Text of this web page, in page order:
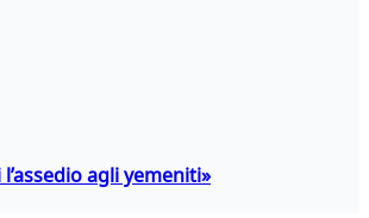
agli yemeniti»